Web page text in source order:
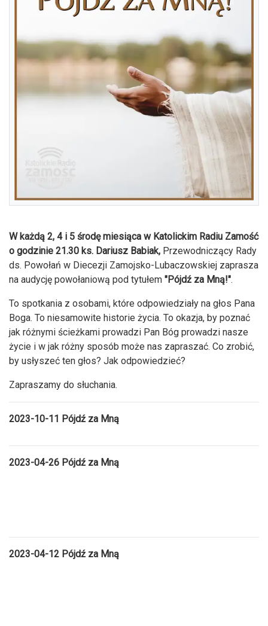
W każdą 2, 4 i 5 środę miesiąca w Katolickim Radiu Zamość
o godzinie 21.30 ks. Dariusz Babiak, Przewodniczący Rady
ds. Powołań w Diecezji Zamojsko-Lubaczowskiej zaprasza
na audycję powołaniową pod tytułem "Pójdź za Mną!".
To spotkania z osobami, które odpowiedziały na głos Pana
Boga. To niesamowite historie życia. To okazja, by poznać
jak różnymi ścieżkami prowadzi Pan Bóg prowadzi nasze
życie i w jak różny sposób może nas zapraszać. Co zrobić,
by usłyszeć ten głos? Jak odpowiedzieć?
Zapraszamy do słuchania.
2023-10-11 Pójdź za Mną
2023-04-26 Pójdź za Mną
2023-04-12 Pójdź za Mną